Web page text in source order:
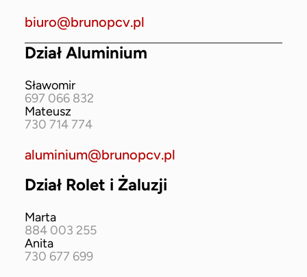
biuro@brunopcv.pl
Dział Aluminium
Sławomir
697 066 832
Mateusz
730 714 774
aluminium@brunopcv.pl
Dział Rolet i Żaluzji
Marta
884 003 255
Anita
730 677 699